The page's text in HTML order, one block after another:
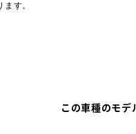
す。
この車種のモデ